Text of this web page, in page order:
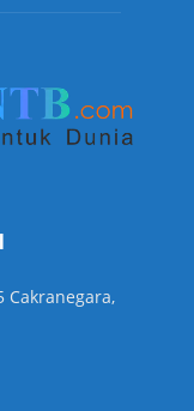
Cakranegara,